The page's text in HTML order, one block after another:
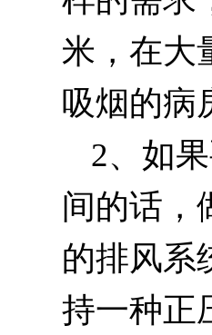
米，在大
吸烟的病
2、如
间的话，
的排风系
持一种正